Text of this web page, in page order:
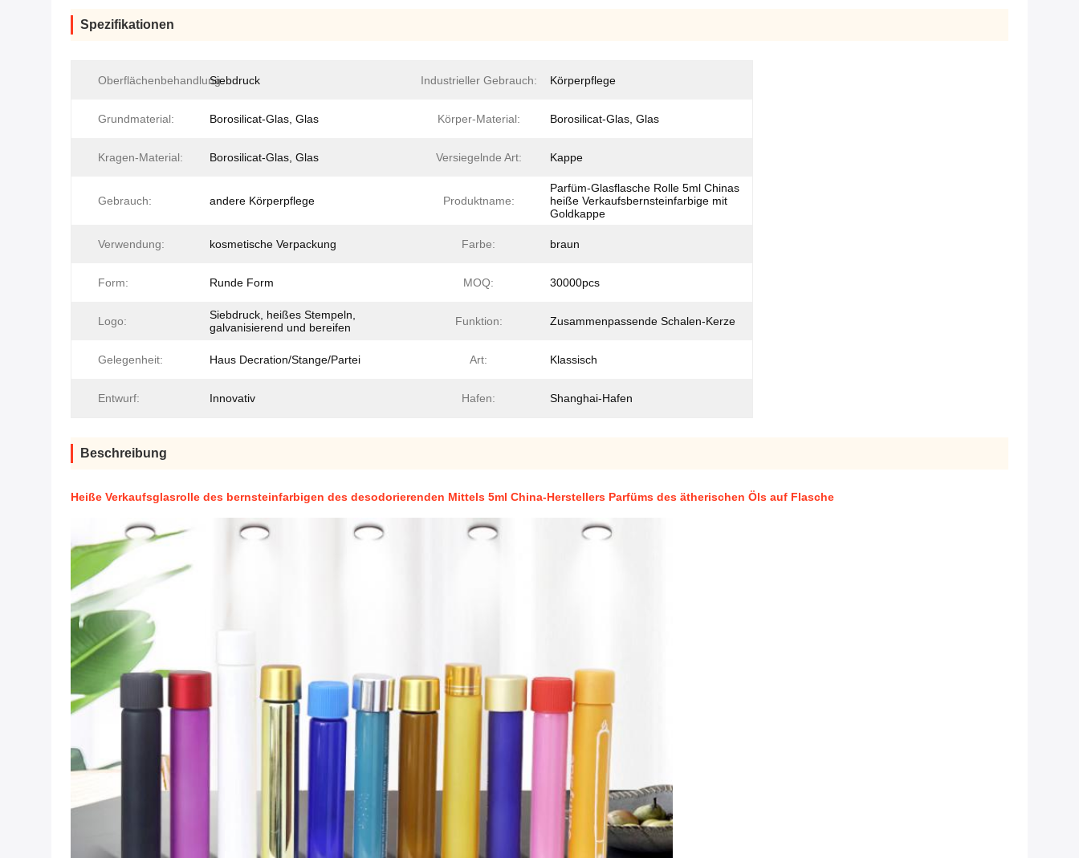
Spezifikationen
Oberflächenbehandlung:Siebdruck Industrieller Gebrauch: Körperpflege
Grundmaterial: Borosilicat-Glas, Glas Körper-Material: Borosilicat-Glas, Glas
Kragen-Material: Borosilicat-Glas, Glas Versiegelnde Art: Kappe
Gebrauch: andere Körperpflege Produktname:
Parfüm-Glasflasche Rolle 5ml Chinas
heiße Verkaufsbernsteinfarbige mit
Goldkappe
Verwendung: kosmetische Verpackung Farbe: braun
Form: Runde Form MOQ: 30000pcs
Logo:
Siebdruck, heißes Stempeln,
galvanisierend und bereifen
Funktion: Zusammenpassende Schalen-Kerze
Gelegenheit: Haus Decration/Stange/Partei Art: Klassisch
Entwurf: Innovativ Hafen: Shanghai-Hafen
Beschreibung
Heiße Verkaufsglasrolle des bernsteinfarbigen des desodorierenden Mittels 5ml China-Herstellers Parfüms des ätherischen Öls auf Flasche